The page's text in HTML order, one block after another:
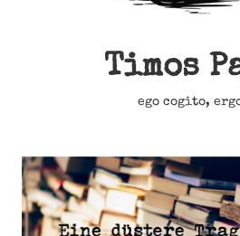
Timos
ego cogito,